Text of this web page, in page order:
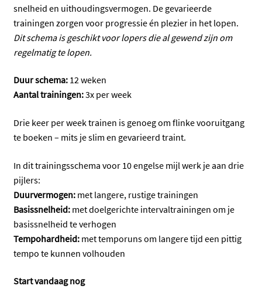
vermogen
aantal
snelheid en uithoudingsvermogen. De gevarieerde
trainingen zorgen voor progressie én plezier in het lopen.
Dit schema is geschikt voor lopers die al gewend zijn om
regelmatig te lopen.
Duur schema:12 weken
Aantal trainingen:3x per week
Drie keer per week trainen is genoeg om flinke vooruitgang
te boeken – mits je slim en gevarieerd traint.
In dit trainingsschema voor 10 engelse mijl werk je aan drie
pijlers:
Duurvermogen:met langere, rustige trainingen
Basissnelheid:met doelgerichte intervaltrainingen om je
basissnelheid te verhogen
Tempohardheid:met temporuns om langere tijd een pittig
tempo te kunnen volhouden
Start vandaag nog